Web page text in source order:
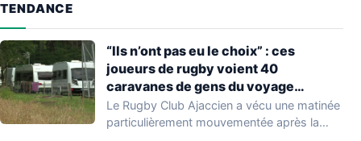
TENDANCE
“Ils n’ont pas eu le choix” : ces
joueurs de rugby voient 40
caravanes de gens du voyage
s’installer dans leur stade, ils les
délogent en moins d’1 heure
Le Rugby Club Ajaccien a vécu une matinée
particulièrement mouvementée après la